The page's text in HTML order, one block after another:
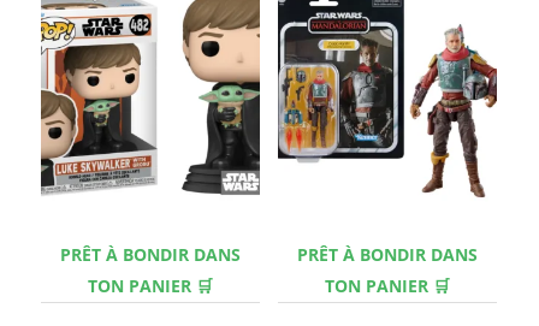
PRÊT À BONDIR DANS
TON PANIER 🛒
PRÊT À BONDIR DANS
TON PANIER 🛒